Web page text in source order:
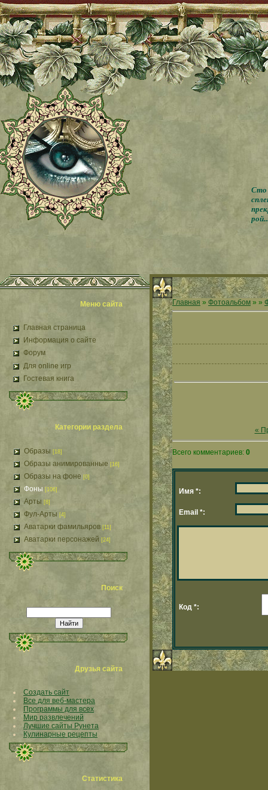
Сто
Меню сайта
Главная страница
Информация о сайте
Форум
Для online игр
Гостевая книга
Категории раздела
Образы [18]
Образы анимированные [16]
Образы на фоне [0]
Фоны [106]
Арты [8]
Фул-Арты [4]
Аватарки фамильяров [11]
Аватарки персонажей [24]
Поиск
Друзья сайта
Создать сайт
Все для веб-мастера
Программы для всех
Мир развлечений
Лучшие сайты Рунета
Кулинарные рецепты
Статистика
Главная » Фотоальбом » »
«
Всего комментариев: 0
Имя *:
Email *:
Код *: